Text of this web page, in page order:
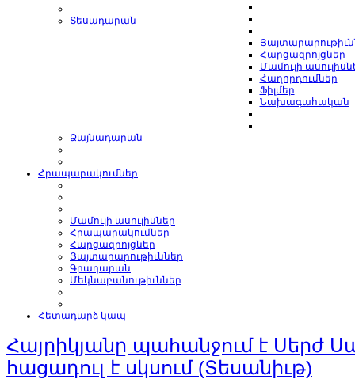
Տեսադարան
Հարցազրոյցներ
Մամուլի
Հաղորդումներ
Ֆիլմեր
Նախագահական
Ձայնադարան
Հրապարակումներ
Մամուլի ասուլիսներ
Հրապարակումներ
Հարցազրոյցներ
Յայտարարութիւններ
Գրադարան
Մեկնաբանութիւններ
Հետադարձ կապ
Հայրիկյանը պահանջում է Սերժ
հացադուլ է սկսում (Տեսանիւթ)